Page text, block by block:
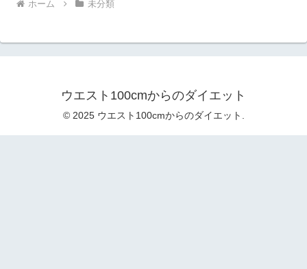
ホーム 未分類
ウエスト100cmからのダイエット
© 2025 ウエスト100cmからのダイエット.